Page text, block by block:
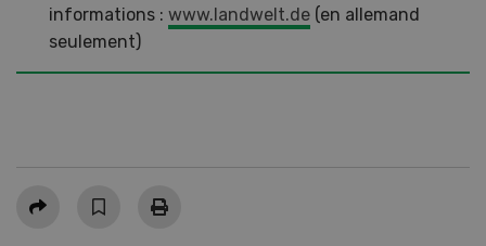
informations : www.landwelt.de (en allemand
seulement)
Partager